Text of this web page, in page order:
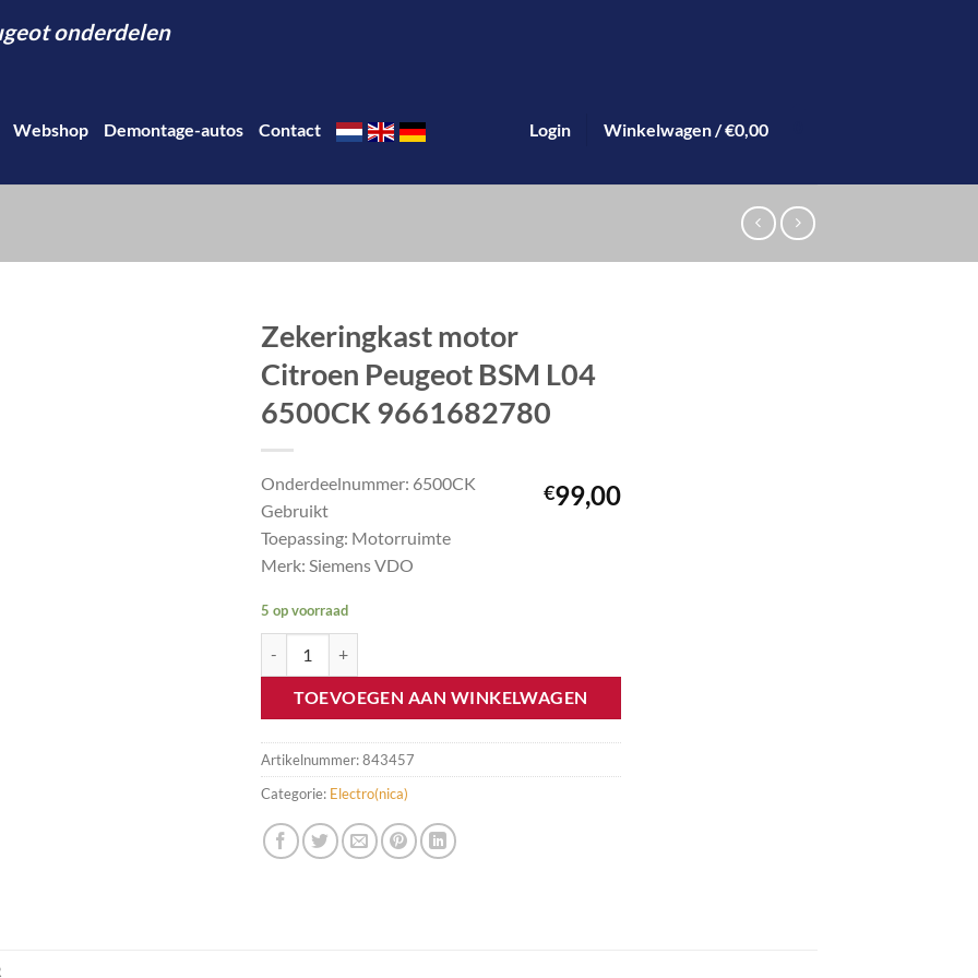
onderdelen
Webshop Demontage-autos Contact Login Winkelwagen /€0,00
Zekeringkast motor
Citroen Peugeot BSM L04
6500CK 9661682780
€99,00
Onderdeelnummer: 6500CK
Gebruikt
Toepassing: Motorruimte
Merk: Siemens VDO
5 op voorraad
TOEVOEGEN AAN WINKELWAGEN
Artikelnummer:843457
Categorie: Electro(nica)